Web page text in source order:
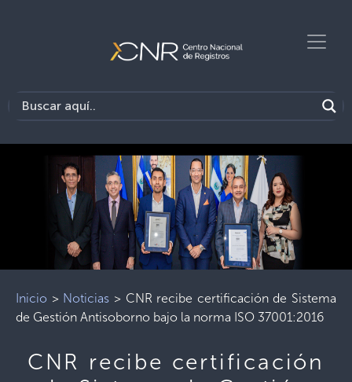
Inicio > Noticias > CNR recibe certificación de Sistema
de Gestión Antisoborno bajo la norma ISO 37001:2016
CNR recibe certificación